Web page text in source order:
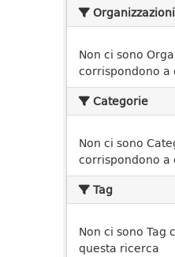
Organizzazioni
Non ci sono
corrispondono a
Categorie
Non ci sono
corrispondono a
Tag
Non ci sono Tag
questa ricerca